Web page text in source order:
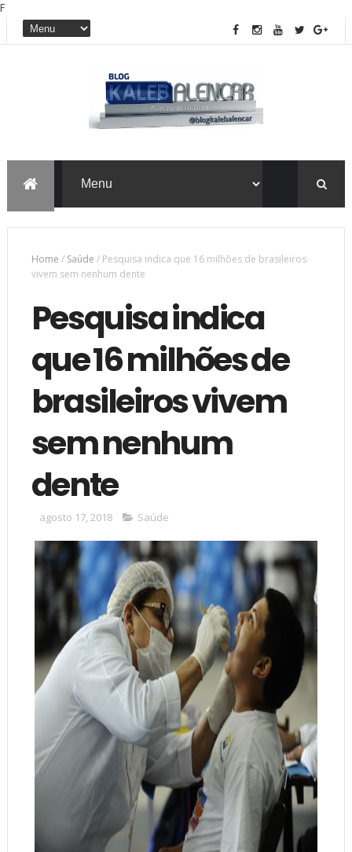
F
Home / Saúde / Pesquisa indica que 16 milhões de brasileiros
vivem sem nenhum dente
Pesquisa indica
que 16 milhões de
brasileiros vivem
sem nenhum
dente
agosto 17, 2018 Saúde